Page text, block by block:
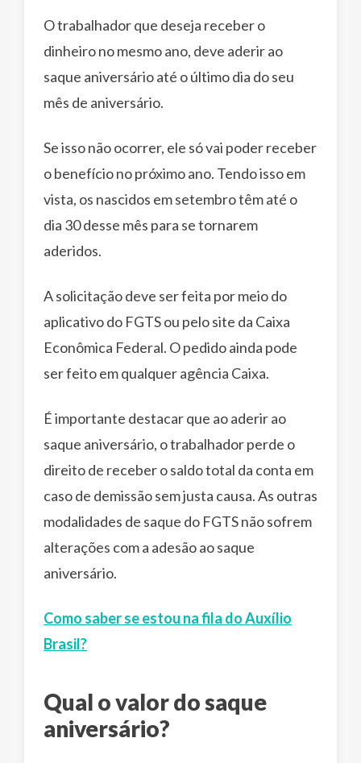
O trabalhador que deseja receber o
dinheiro no mesmo ano, deve aderir ao
saque aniversário até o último dia do seu
mês de aniversário.
Se isso não ocorrer, ele só vai poder receber
o benefício no próximo ano. Tendo isso em
vista, os nascidos em setembro têm até o
dia 30 desse mês para se tornarem
aderidos.
A solicitação deve ser feita por meio do
aplicativo do FGTS ou pelo site da Caixa
Econômica Federal. O pedido ainda pode
ser feito em qualquer agência Caixa.
É importante destacar que ao aderir ao
saque aniversário, o trabalhador perde o
direito de receber o saldo total da conta em
caso de demissão sem justa causa. As outras
modalidades de saque do FGTS não sofrem
alterações com a adesão ao saque
aniversário.
Como saber se estou na fila do Auxílio
Brasil?
Qual o valor do saque
aniversário?